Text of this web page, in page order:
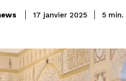
17 janvier 2025 5 min.